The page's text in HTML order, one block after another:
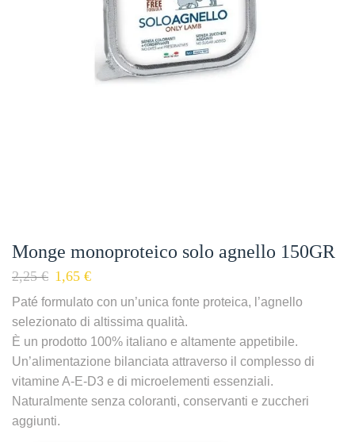
Monge monoproteico solo agnello 150GR
2,25€ 1,65 €
Paté formulato con un’unica fonte proteica, l’agnello
selezionato di altissima qualità.
È un prodotto 100% italiano e altamente appetibile.
Un’alimentazione bilanciata attraverso il complesso di
vitamine A-E-D3 e di microelementi essenziali.
Naturalmente senza coloranti, conservanti e zuccheri
aggiunti.